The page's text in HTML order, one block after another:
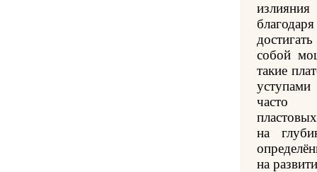
собой
такие
часто
на
на